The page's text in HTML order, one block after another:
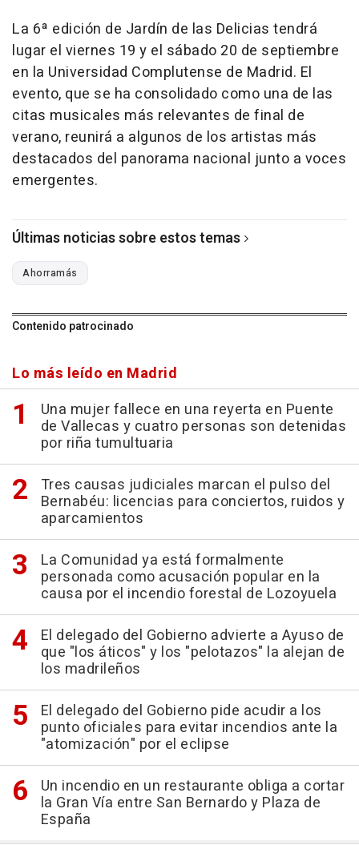
La 6ª edición de Jardín de las Delicias tendrá
lugar el viernes 19 y el sábado 20 de septiembre
en la Universidad Complutense de Madrid. El
evento, que se ha consolidado como una de las
citas musicales más relevantes de final de
verano, reunirá a algunos de los artistas más
destacados del panorama nacional junto a voces
emergentes.
Últimas noticias sobre estos temas
Ahorramás
Contenido patrocinado
Lo más leído en Madrid
Una mujer fallece en una reyerta en Puente
de Vallecas y cuatro personas son detenidas
por riña tumultuaria
Tres causas judiciales marcan el pulso del
Bernabéu: licencias para conciertos, ruidos y
aparcamientos
La Comunidad ya está formalmente
personada como acusación popular en la
causa por el incendio forestal de Lozoyuela
El delegado del Gobierno advierte a Ayuso de
que "los áticos" y los "pelotazos" la alejan de
los madrileños
El delegado del Gobierno pide acudir a los
punto oficiales para evitar incendios ante la
"atomización" por el eclipse
Un incendio en un restaurante obliga a cortar
la Gran Vía entre San Bernardo y Plaza de
España